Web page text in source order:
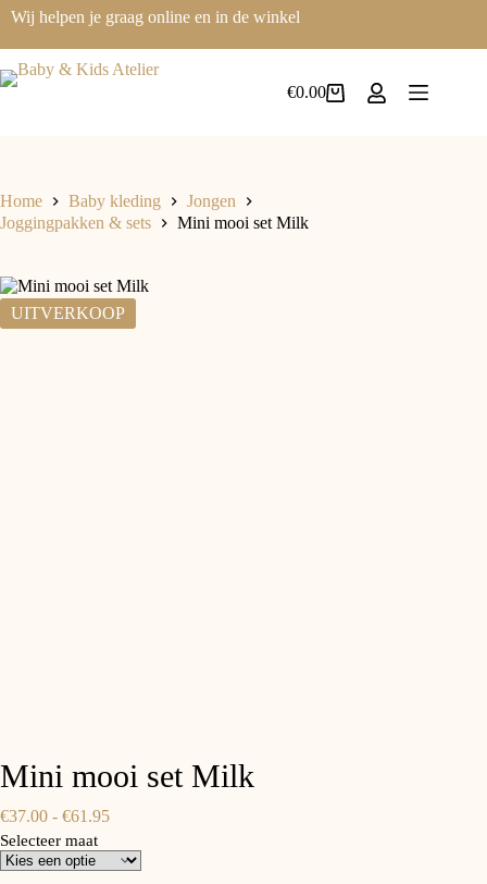
Ga
naar
de
inhoud
Wij helpen je graag online en in de winkel
Winkelwagen
€0.00
Home Baby kleding
Jongen
Joggingpakken & sets
Mini mooi set Milk
UITVERKOOP
Mini mooi set Milk
€37.00 - €61.95Prijsklasse:
tot
€61.95
Selecteer maat